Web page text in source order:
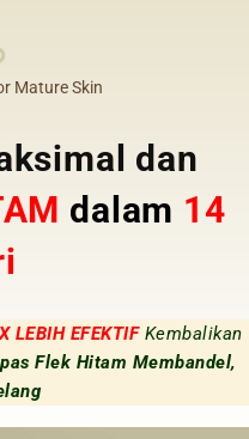
Mature Skin
dan
dalam 14
LEBIH EFEKTIF Kembalikan
Flek Hitam Membandel,